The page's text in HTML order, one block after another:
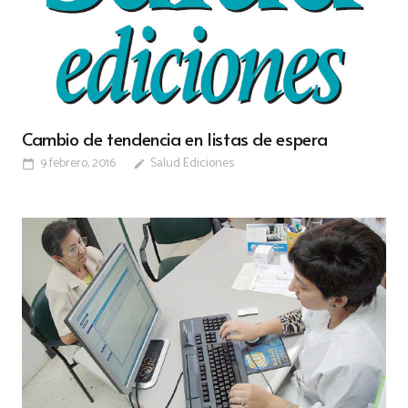
Cambio de tendencia en listas de espera
calendar_today 9 febrero, 2016 edit Salud Ediciones